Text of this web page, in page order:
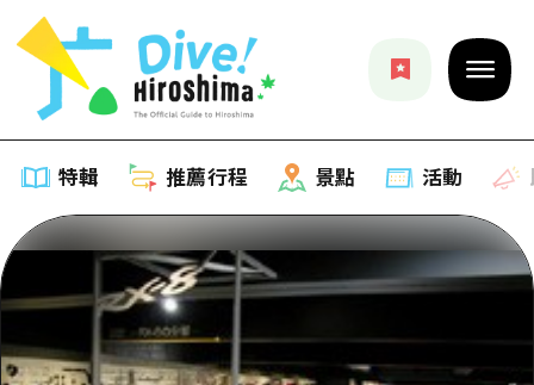
特輯 推薦行程 景點 活動
特輯
列表
推薦
推薦行程